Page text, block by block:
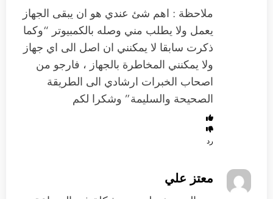
ملاحظة : اهم شئ عندي هو ان يبقى الجهاز
يعمل ولا يطلب مني وصله بالكمبيوتر “وكما
ذكرت سابقا لا يمكنني ان اصل الى اي جهاز
ولا يمكنني المخاطرة بالجهاز ، فارجو من
اصحاب الخبرات ارشادي الى الطريقة
الصحيحة والسليمة” وشكرا لكم
رد
معتز علي